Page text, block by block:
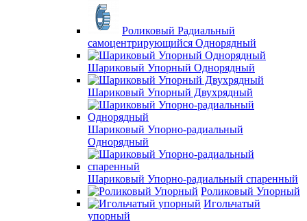
Роликовый Радиальный
самоцентрирующийся Однорядный
Шариковый Упорный Однорядный
Шариковый Упорный Двухрядный
Шариковый Упорно-радиальный
Однорядный
Шариковый Упорно-радиальный спаренный
Роликовый Упорный
Игольчатый
упорный